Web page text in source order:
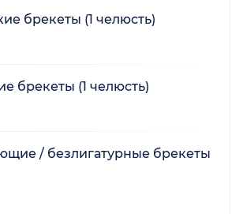
брекеты (1 челюсть)
брекеты (1 челюсть)
/ безлигатурные брекеты